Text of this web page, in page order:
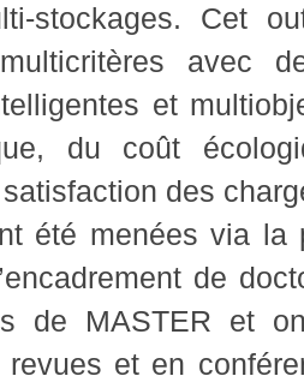
stockages. Cet
multicritères avec
et
du coût
des
été menées via la
de
de MASTER et
et en